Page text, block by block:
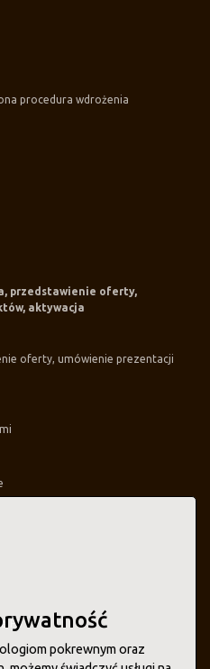
procedura wdrożenia
przedstawienie oferty,
aktywacja
oferty, umówienie prezentacji
FB
pokrewnym oraz